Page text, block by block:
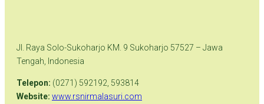
Jl. Raya Solo-Sukoharjo KM. 9 Sukoharjo 57527 – Jawa
Tengah, Indonesia
Telepon: (0271) 592192, 593814
Website: www.rsnirmalasuri.com